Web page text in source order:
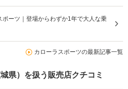
ポーツ｜登場からわずか1年で大人な乗
カローラスポーツの最新記事一覧
県）を扱う販売店クチコミ